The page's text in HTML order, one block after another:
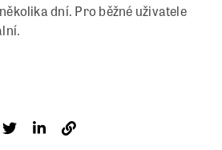
dní. Pro běžné uživatele